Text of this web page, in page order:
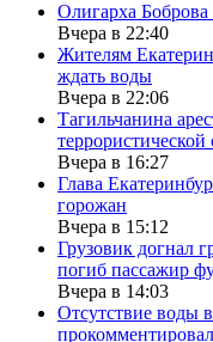
Олигарха
Вчера в 22:40
Жителям
ждать воды
Вчера в 22:06
Тагильчанина
террористической
Вчера в 16:27
Глава
горожан
Вчера в 15:12
Грузовик догнал
погиб пассажир
Вчера в 14:03
Отсутствие воды